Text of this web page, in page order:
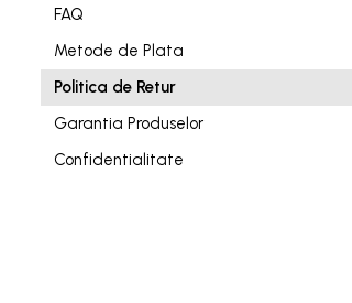
Ghidoane & accesorii
Lanturi
Pinioane
Oglinzi
Pedale
Pompe
Portbagaje si cosuri
Roti ajutatoare
FAQ
Metode de Plata
Politica de Retur
Garantia Produselor
Confidentialitate